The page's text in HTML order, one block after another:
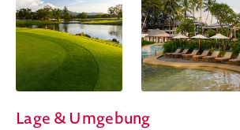
Lage & Umgebung